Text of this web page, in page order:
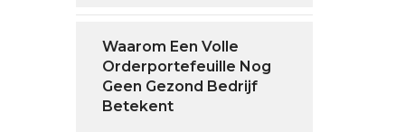
Waarom Een Volle
Orderportefeuille Nog
Geen Gezond Bedrijf
Betekent